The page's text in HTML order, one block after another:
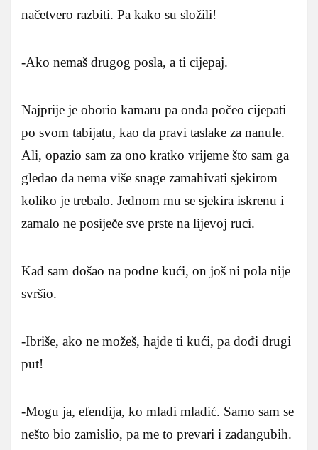
načetvero razbiti. Pa kako su složili!
-Ako nemaš drugog posla, a ti cijepaj.
Najprije je oborio kamaru pa onda počeo cijepati
po svom tabijatu, kao da pravi taslake za nanule.
Ali, opazio sam za ono kratko vrijeme što sam ga
gledao da nema više snage zamahivati sjekirom
koliko je trebalo. Jednom mu se sjekira iskrenu i
zamalo ne posiječe sve prste na lijevoj ruci.
Kad sam došao na podne kući, on još ni pola nije
svršio.
-Ibriše, ako ne možeš, hajde ti kući, pa dođi drugi
put!
-Mogu ja, efendija, ko mladi mladić. Samo sam se
nešto bio zamislio, pa me to prevari i zadangubih.